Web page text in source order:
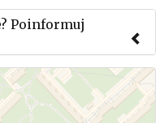
Poinformuj
informację o